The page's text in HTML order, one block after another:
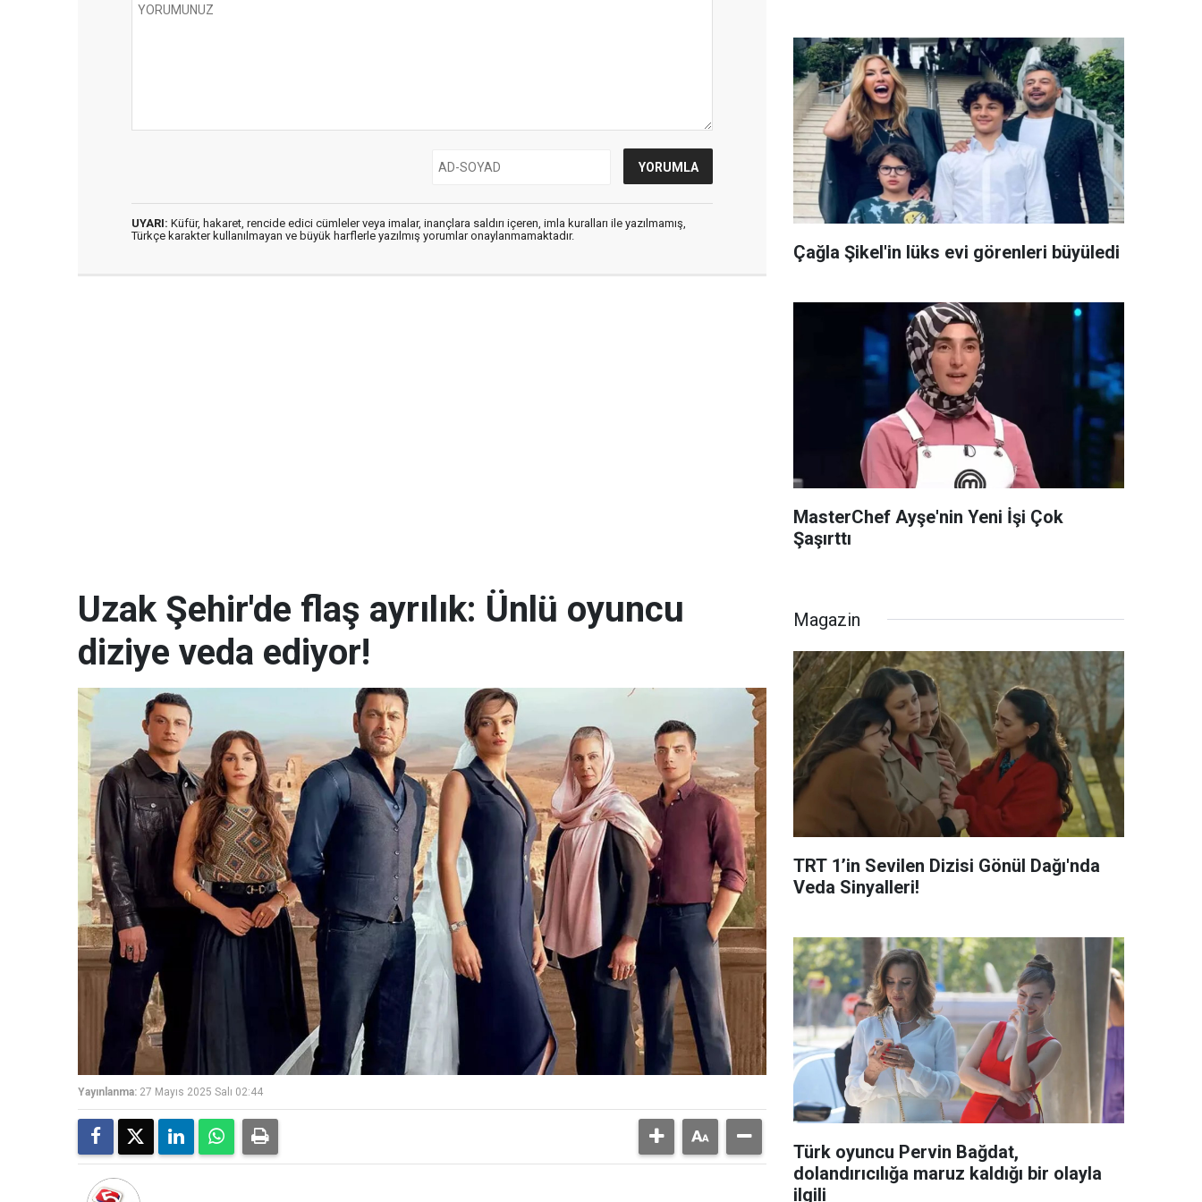
UYARI: Küfür, hakaret, rencide edici cümleler veya imalar, inançlara saldırı içeren, imla kuralları ile yazılmamış,
Türkçe karakter kullanılmayan ve büyük harflerle yazılmış yorumlar onaylanmamaktadır.
Çağla Şikel'in lüks evi görenleri büyüledi
MasterChef Ayşe'nin Yeni İşi Çok
Şaşırttı
Uzak Şehir'de flaş ayrılık: Ünlü oyuncu
diziye veda ediyor!
Yayınlanma: 27 Mayıs 2025 Salı 02:44
Magazin
TRT 1’in Sevilen Dizisi Gönül Dağı'nda
Veda Sinyalleri!
Türk oyuncu Pervin Bağdat,
dolandırıcılığa maruz kaldığı bir olayla
ilgili